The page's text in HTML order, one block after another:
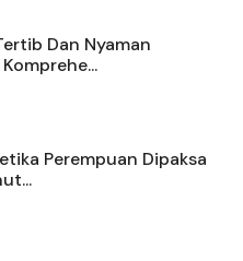
Dan Nyaman
Perempuan Dipaksa